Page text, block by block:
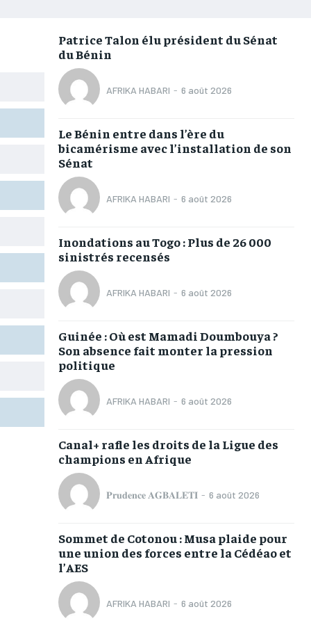
COMMUNIQUÉ
CULTURE
DIVERS
MONDE
OPPORTUNITÉ
PARTENAIRES
IT-ADMIN
TOGOREPORT
L’INTEGRAL
LOMEBOUGEINFO
NOUVELLE D’AFRIQUE
LEDEFENSEURINFO
ACTU LOMÉ
1-MONTH
/ month
to this tier, you are billed
after the first one until you
of the monthly subscription.
1-MONTH
/ month
to this tier, you are billed
after the first one until you
of the monthly subscription.
COMMUNIQUÉ
CULTURE
DIVERS
MONDE
OPPORTUNITÉ
PARTENAIRES
IT-ADMIN
TOGOREPORT
L’INTEGRAL
LOMEBOUGEINFO
NOUVELLE D’AFRIQUE
LEDEFENSEURINFO
ACTU LOMÉ
COMMUNIQUÉ
CULTURE
DIVERS
MONDE
OPPORTUNITÉ
PARTENAIRES
IT-ADMIN
TOGOREPORT
L’INTEGRAL
LOMEBOUGEINFO
NOUVELLE D’AFRIQUE
LEDEFENSEURINFO
ACTU LOMÉ
COMMUNIQUÉ
CULTURE
DIVERS
MONDE
OPPORTUNITÉ
PARTENAIRES
IT-ADMIN
TOGOREPORT
L’INTEGRAL
LOMEBOUGEINFO
NOUVELLE D’AFRIQUE
LEDEFENSEURINFO
ACTU LOMÉ
Patrice Talon élu président du Sénat
du Bénin
AFRIKA HABARI - 6 août 2026
Le Bénin entre dans l’ère du
bicamérisme avec l’installation de son
Sénat
AFRIKA HABARI - 6 août 2026
Inondations au Togo : Plus de 26 000
sinistrés recensés
AFRIKA HABARI - 6 août 2026
Guinée : Où est Mamadi Doumbouya ?
Son absence fait monter la pression
politique
AFRIKA HABARI - 6 août 2026
Canal+ rafle les droits de la Ligue des
champions en Afrique
𝐏𝐫𝐮𝐝𝐞𝐧𝐜𝐞 𝐀𝐆𝐁𝐀𝐋𝐄𝐓𝐈 - 6 août 2026
Sommet de Cotonou : Musa plaide pour
une union des forces entre la Cédéao et
l’AES
AFRIKA HABARI - 6 août 2026